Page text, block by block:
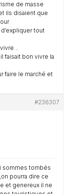
de masse
ils disaient que
tout
..
faisait bon vivre la
faire le marché et
#236307
sommes tombés
pourra dire ce
et genereux il ne